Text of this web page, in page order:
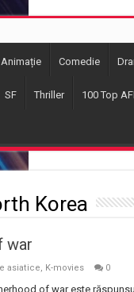
Animație Comedie
SF Thriller 100 Top AFI
Korea
war
asiatice, K-movies 0
of war este